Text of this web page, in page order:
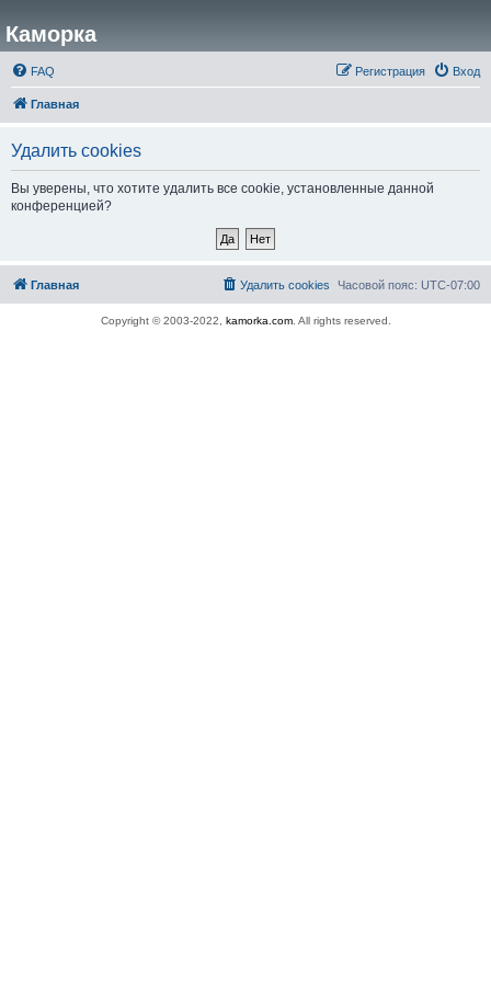
Каморка
FAQ Вход
Регистрация
Главная
Удалить cookies
Вы уверены, что хотите удалить все cookie, установленные данной
конференцией?
Главная Часовой пояс: UTC-07:00
Удалить cookies
Copyright © 2003-2022, kamorka.com. All rights reserved.